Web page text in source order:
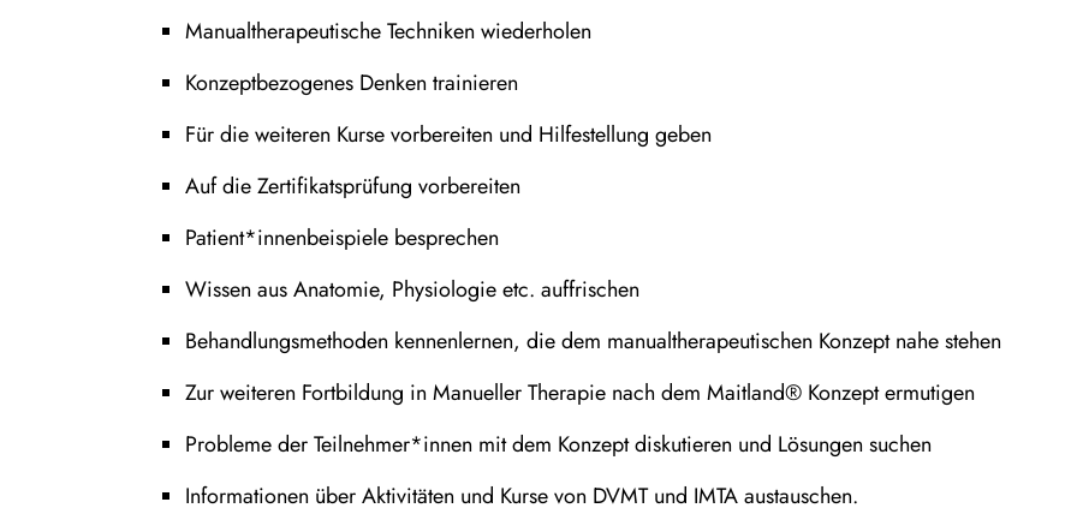
Manualtherapeutische Techniken wiederholen
Konzeptbezogenes Denken trainieren
Für die weiteren Kurse vorbereiten und Hilfestellung geben
Auf die Zertifikatsprüfung vorbereiten
Patient*innenbeispiele besprechen
Wissen aus Anatomie, Physiologie etc. auffrischen
Behandlungsmethoden kennenlernen, die dem manualtherapeutischen Konzept nahe stehen
Zur weiteren Fortbildung in Manueller Therapie nach dem Maitland® Konzept ermutigen
Probleme der Teilnehmer*innen mit dem Konzept diskutieren und Lösungen suchen
Informationen über Aktivitäten und Kurse von DVMT und IMTA austauschen.